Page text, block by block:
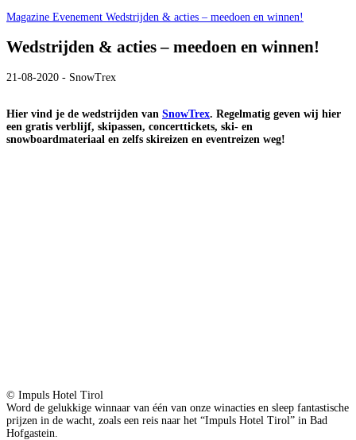
Magazine Evenement Wedstrijden & acties – meedoen en winnen!
Wedstrijden & acties – meedoen en winnen!
21-08-2020 - SnowTrex
Hier vind je de wedstrijden van SnowTrex. Regelmatig geven wij hier
een gratis verblijf, skipassen, concerttickets, ski- en
snowboardmateriaal en zelfs skireizen en eventreizen weg!
© Impuls Hotel Tirol
Word de gelukkige winnaar van één van onze winacties en sleep fantastische
prijzen in de wacht, zoals een reis naar het “Impuls Hotel Tirol” in Bad
Hofgastein.